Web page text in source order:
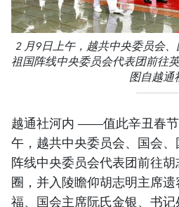
2 月9日上午，越共中央委员会、
祖国阵线中央委员会代表团前往
图自越通
越通社河内 ——值此辛丑春
午，越共中央委员会、国会
阵线中央委员会代表团前往
圈，并入陵瞻仰胡志明主席
福、国会主席阮氏金银、书